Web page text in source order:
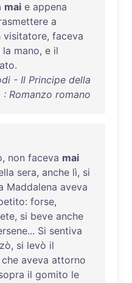
mai e appena
a
visitatore, faceva
la mano, e il
.
- Il Principe della
: Romanzo romano
, non faceva mai
sera, anche lì, si
Maddalena aveva
: forse,
, si beve anche
... Si sentiva
, si levò il
che aveva attorno
il gomito le